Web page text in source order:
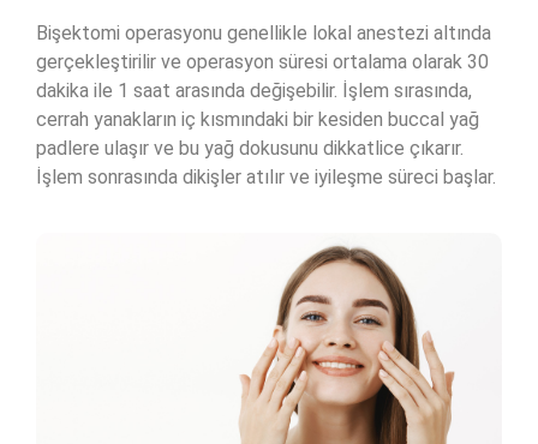
Bişektomi operasyonu genellikle lokal anestezi altında
gerçekleştirilir ve operasyon süresi ortalama olarak 30
dakika ile 1 saat arasında değişebilir. İşlem sırasında,
cerrah yanakların iç kısmındaki bir kesiden buccal yağ
padlere ulaşır ve bu yağ dokusunu dikkatlice çıkarır.
İşlem sonrasında dikişler atılır ve iyileşme süreci başlar.